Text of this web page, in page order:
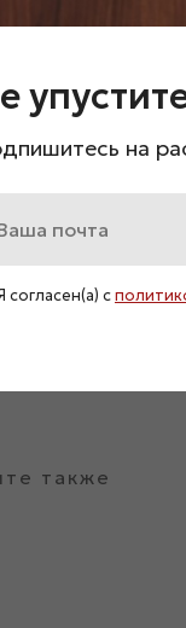
также
на
согласен(а) с